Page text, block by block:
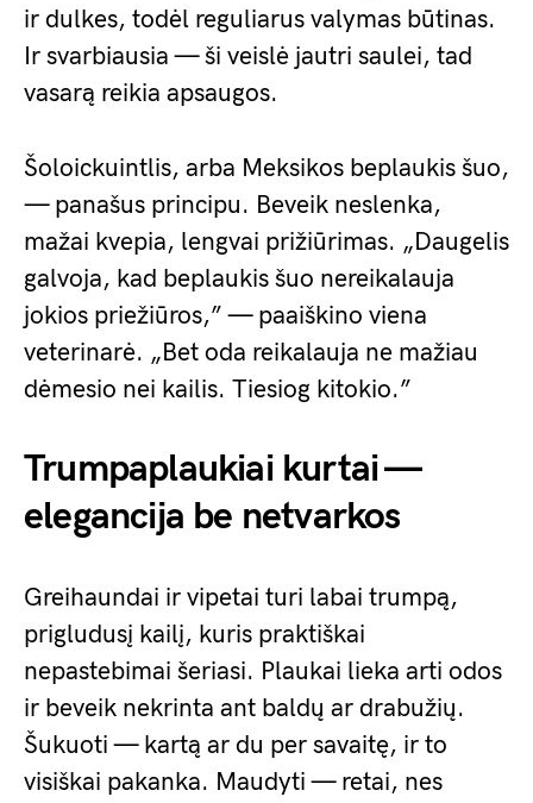
ir dulkes, todėl reguliarus valymas būtinas.
Ir svarbiausia — ši veislė jautri saulei, tad
vasarą reikia apsaugos.
Šoloickuintlis, arba Meksikos beplaukis šuo,
— panašus principu. Beveik neslenka,
mažai kvepia, lengvai prižiūrimas. „Daugelis
galvoja, kad beplaukis šuo nereikalauja
jokios priežiūros,” — paaiškino viena
veterinarė. „Bet oda reikalauja ne mažiau
dėmesio nei kailis. Tiesiog kitokio.”
Trumpaplaukiai kurtai —
elegancija be netvarkos
Greihaundai ir vipetai turi labai trumpą,
prigludusį kailį, kuris praktiškai
nepastebimai šeriasi. Plaukai lieka arti odos
ir beveik nekrinta ant baldų ar drabužių.
Šukuoti — kartą ar du per savaitę, ir to
visiškai pakanka. Maudyti — retai, nes